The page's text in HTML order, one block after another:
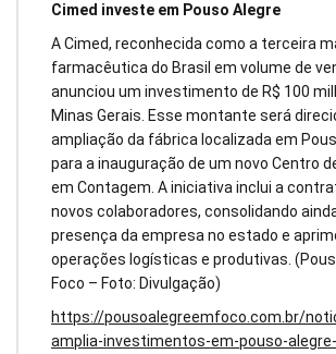
Cimed investe em Pouso Alegre
A Cimed, reconhecida como a terceira
farmacêutica do Brasil em volume de
anunciou um investimento de R$ 100
Minas Gerais. Esse montante será
ampliação da fábrica localizada em
para a inauguração de um novo Centro
em Contagem. A iniciativa inclui a
novos colaboradores, consolidando
presença da empresa no estado e
operações logísticas e produtivas.
Foco – Foto: Divulgação)
https://pousoalegreemfoco.com.br/
amplia-investimentos-em-pouso-